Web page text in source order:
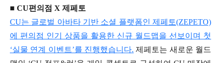
■ CU편의점 X 제페토
CU는 글로벌 아바타 기반 소셜 플랫폼인 제페토(ZEPETO)
에 편의점 인기 상품을 활용한 신규 월드맵을 선보이며 첫
‘실물 연계 이벤트’를 진행했습니다. 제페토는 새로운 월드